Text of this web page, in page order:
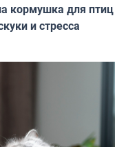
кормушка для птиц
и стресса